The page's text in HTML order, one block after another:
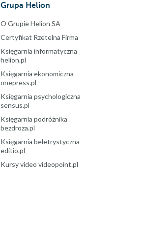
Grupa Helion
O Grupie Helion SA
Certyfikat Rzetelna Firma
Księgarnia informatyczna
helion.pl
Księgarnia ekonomiczna
onepress.pl
Księgarnia psychologiczna
sensus.pl
Księgarnia podróżnika
bezdroza.pl
Księgarnia beletrystyczna
editio.pl
Kursy video videopoint.pl